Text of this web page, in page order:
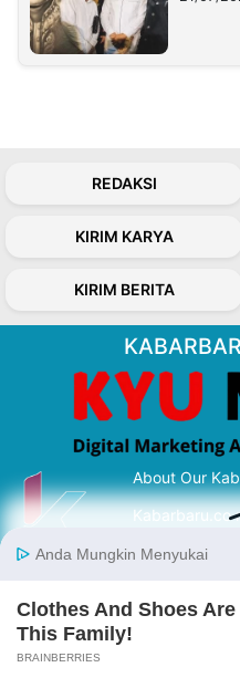
REDAKSI
KIRIM KARYA
KIRIM BERITA
About Our
Kabarbaru.co
serta
Follow